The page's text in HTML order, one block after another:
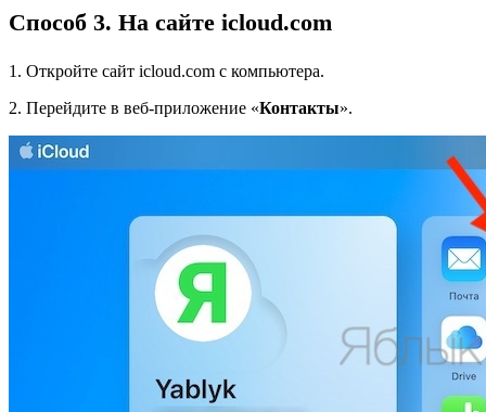
Способ 3. На сайте icloud.com
1. Откройте сайт icloud.com с компьютера.
2. Перейдите в веб-приложение «Контакты».